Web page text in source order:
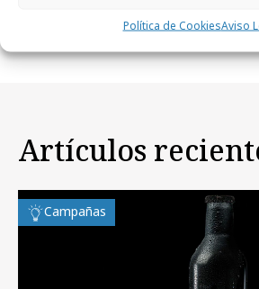
Política de CookiesAviso
No se han encontrado noticias
Artículos
Campañas